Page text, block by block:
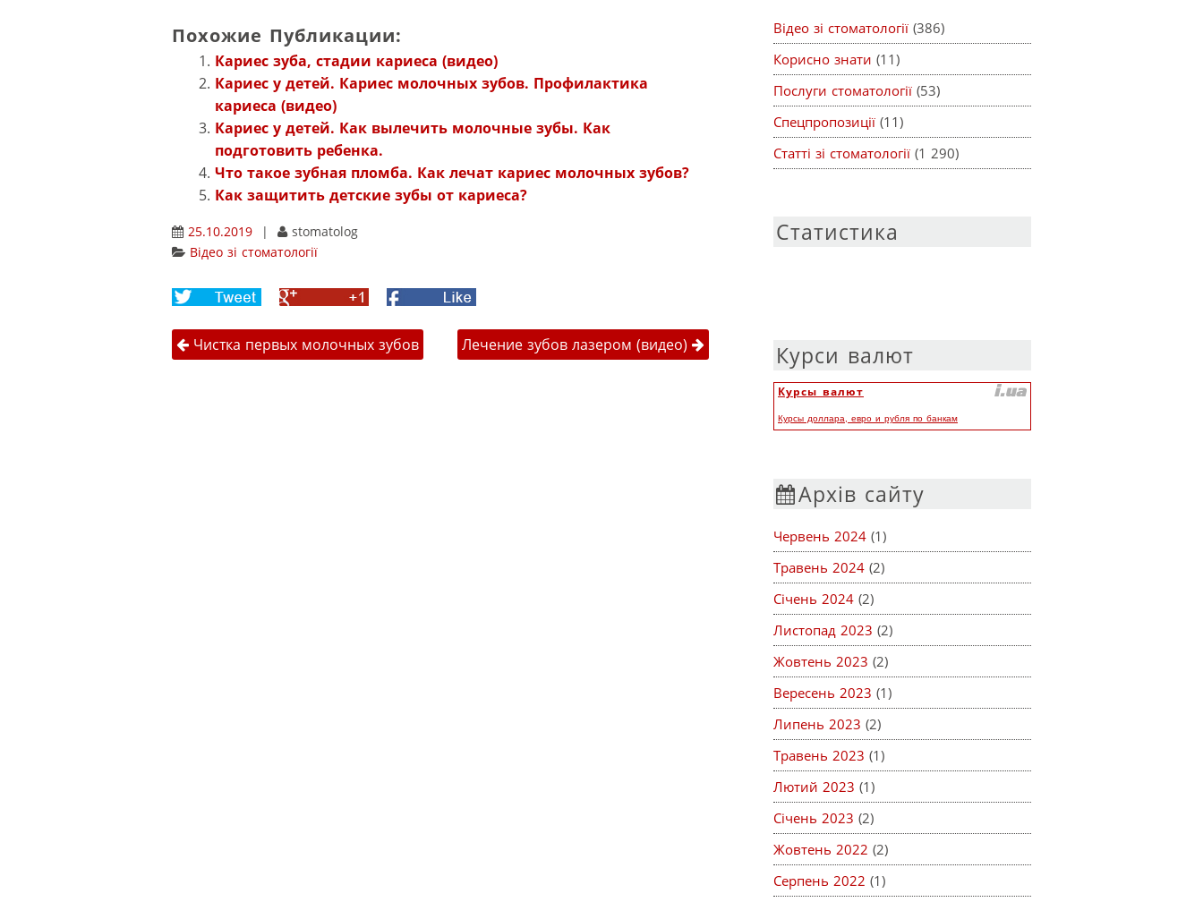
Похожие Публикации:
Кариес зуба, стадии кариеса (видео)
Кариес у детей. Кариес молочных зубов. Профилактика
кариеса (видео)
Кариес у детей. Как вылечить молочные зубы. Как
подготовить ребенка.
Что такое зубная пломба. Как лечат кариес молочных зубов?
Как защитить детские зубы от кариеса?
25.10.2019 |
stomatolog
Відео зі стоматології
Share
Twitter
Share
Google+
Facebook
Навігація публікаціями
Чистка первых молочных зубов Лечение зубов лазером (видео)
Відео зі стоматології (386)
Корисно знати (11)
Послуги стоматології (53)
Спецпропозиції (11)
Статті зі стоматології (1 290)
Статистика
Курси валют
Курсы валют
Курсы доллара, евро и рубля по банкам
Архів сайту
Червень 2024 (1)
Травень 2024 (2)
Січень 2024 (2)
Листопад 2023 (2)
Жовтень 2023 (2)
Вересень 2023 (1)
Липень 2023 (2)
Травень 2023 (1)
Лютий 2023 (1)
Січень 2023 (2)
Жовтень 2022 (2)
Серпень 2022 (1)